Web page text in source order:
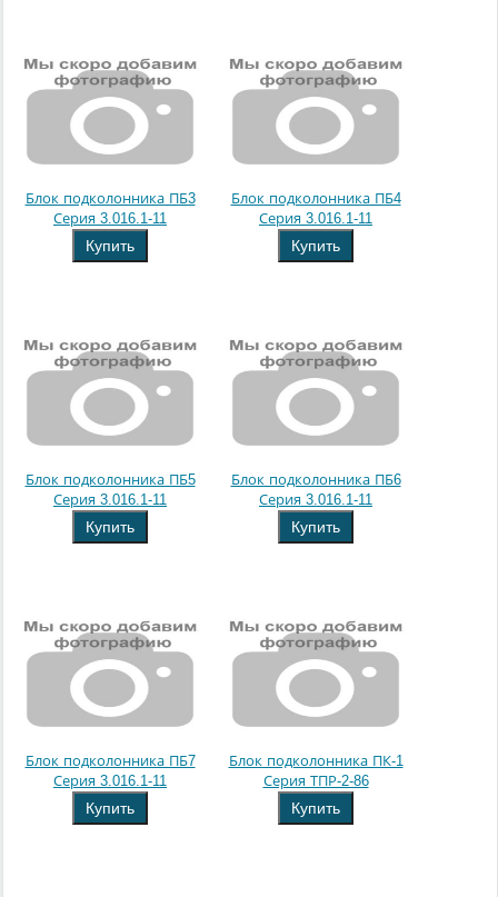
Блок подколонника ПБ3
Серия 3.016.1-11
Купить
Блок подколонника ПБ4
Серия 3.016.1-11
Купить
Блок подколонника ПБ5
Серия 3.016.1-11
Купить
Блок подколонника ПБ6
Серия 3.016.1-11
Купить
Блок подколонника ПБ7
Серия 3.016.1-11
Купить
Блок подколонника ПК-1
Серия ТПР-2-86
Купить